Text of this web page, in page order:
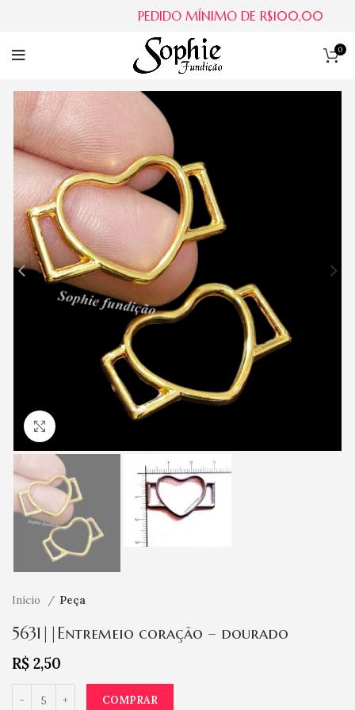
0
Início Peça
5631||Entremeio coração – dourado
R$ 2,50
COMPRAR
PEDIDO MÍNIMO DE R$100,00